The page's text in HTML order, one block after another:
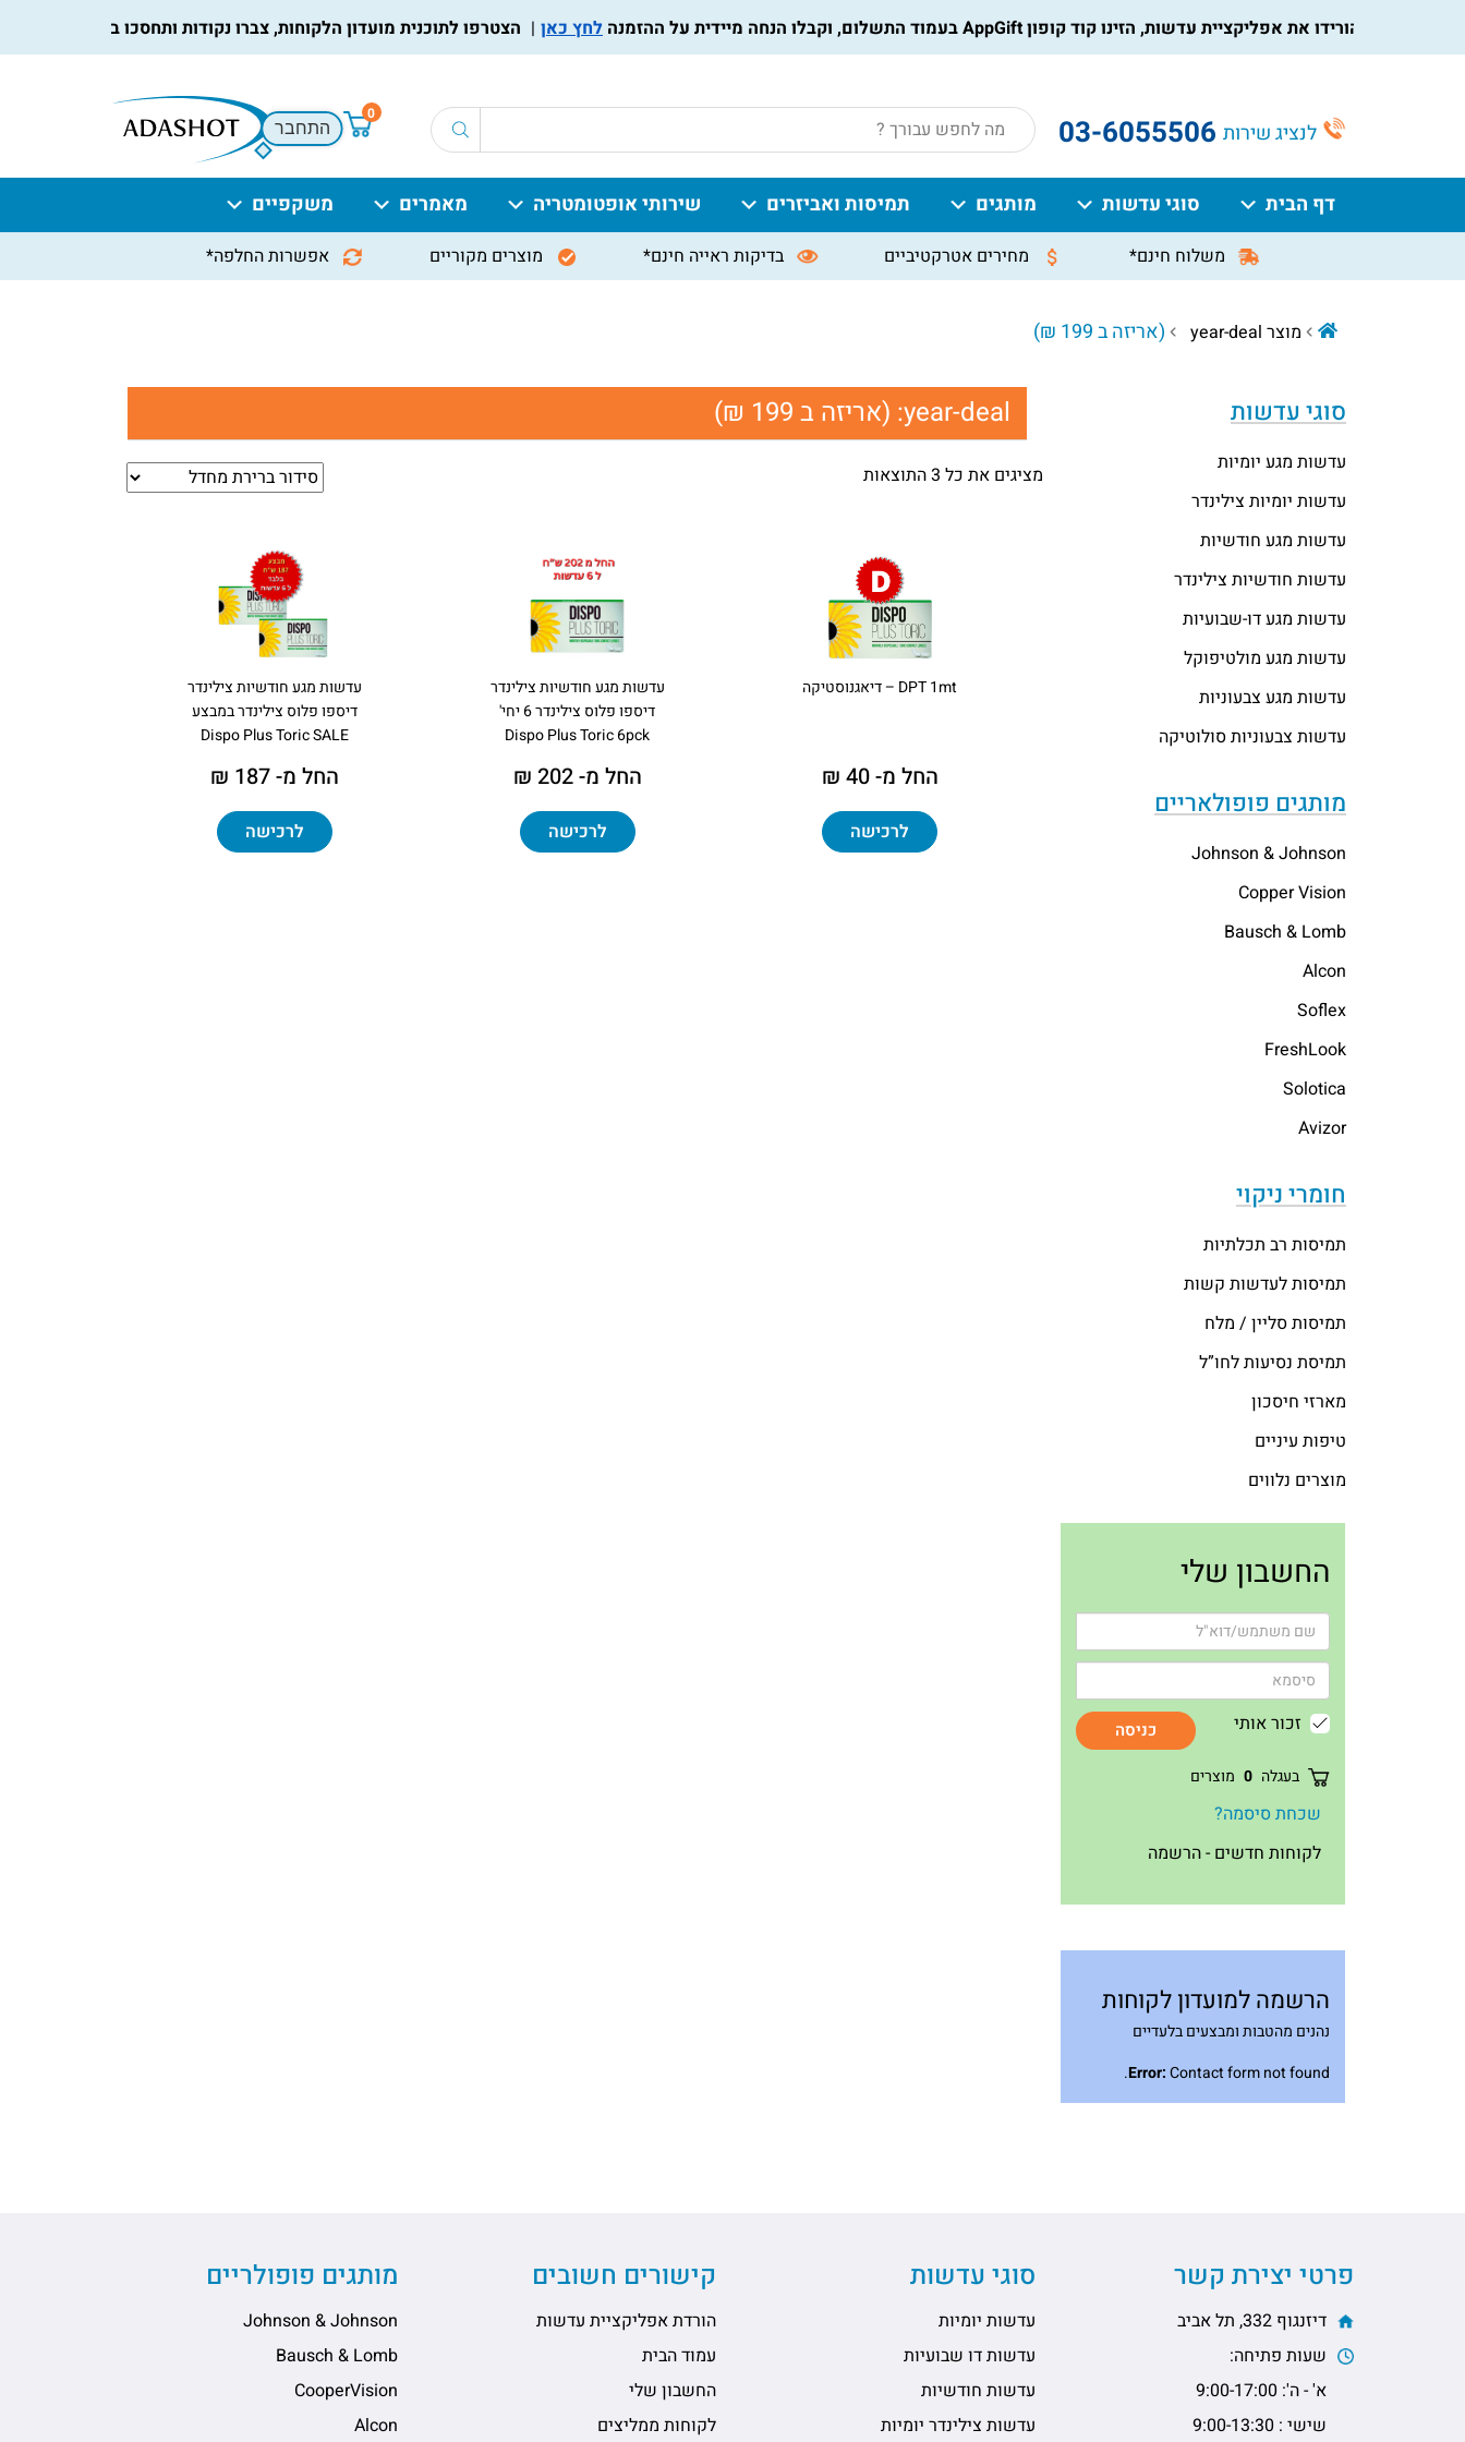
הורידו את אפליקציית עדשות, הזינו קוד קופון AppGift בעמוד התשלום, וקבלו הנחה מיידית על ההזמנה לחץ כאן הצטרפו לתוכנית מועדון הלקוחות, צברו נקודות ותחסכו בקניות הבאות,
לנציג שירות 03-6055506
Products
search
0
התחבר
דף הבית סוגי עדשות מותגים תמיסות ואביזרים שירותי אופטומטריה מאמרים משקפיים
משלוח חינם* מחירים אטרקטיביים בדיקות ראייה חינם* מוצרים מקוריים אפשרות החלפה*
מוצר year-deal (אריזה ב 199 ₪)
סוגי עדשות
עדשות מגע יומיות
עדשות יומיות צילינדר
עדשות מגע חודשיות
עדשות חודשיות צילינדר
עדשות מגע דו-שבועיות
עדשות מגע מולטיפוקל
עדשות מגע צבעוניות
עדשות צבעוניות סולוטיקה
מותגים פופולאריים
Johnson & Johnson
Copper Vision
Bausch & Lomb
Alcon
Soflex
FreshLook
Solotica
Avizor
חומרי ניקוי
תמיסות רב תכלתיות
תמיסות לעדשות קשות
תמיסות סליין / מלח
תמיסת נסיעות לחו”ל
מארזי חיסכון
טיפות עיניים
מוצרים נלווים
החשבון שלי
זכור אותי כניסה
בעגלה 0 מוצרים
שכחת סיסמה?
לקוחות חדשים - הרשמה
הרשמה למועדון לקוחות
נהנים מהטבות ומבצעים בלעדיים
Error:Contact form not found.
year-deal: (אריזה ב 199 ₪)
מציגים את כל ⁦3⁩ התוצאות
DPT 1mt – דיאגנוסטיקה
החל מ- 40 ₪
לרכישה
עדשות מגע חודשיות צילינדר
דיספו פלוס צילינדר 6 יחי'
Dispo Plus Toric 6pck
החל מ- 202 ₪
לרכישה
עדשות מגע חודשיות צילינדר
דיספו פלוס צילינדר במבצע
Dispo Plus Toric SALE
החל מ- 187 ₪
לרכישה
פרטי יצירת קשר
דיזנגוף 332, תל אביב
שעות פתיחה:
א' - ה': 9:00-17:00
שישי : 9:00-13:30
סוגי עדשות
עדשות יומיות
עדשות דו שבועיות
עדשות חודשיות
עדשות צילינדר יומיות
קישורים חשובים
הורדת אפליקציית עדשות
עמוד הבית
החשבון שלי
לקוחות ממליצים
מותגים פופולריים
Johnson & Johnson
Bausch & Lomb
CooperVision
Alcon